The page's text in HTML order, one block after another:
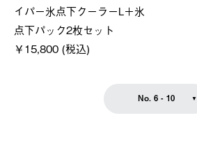
イパー氷点下クーラーL＋氷
点下パック2枚セット
￥15,800 (税込)
No. 6 - 10